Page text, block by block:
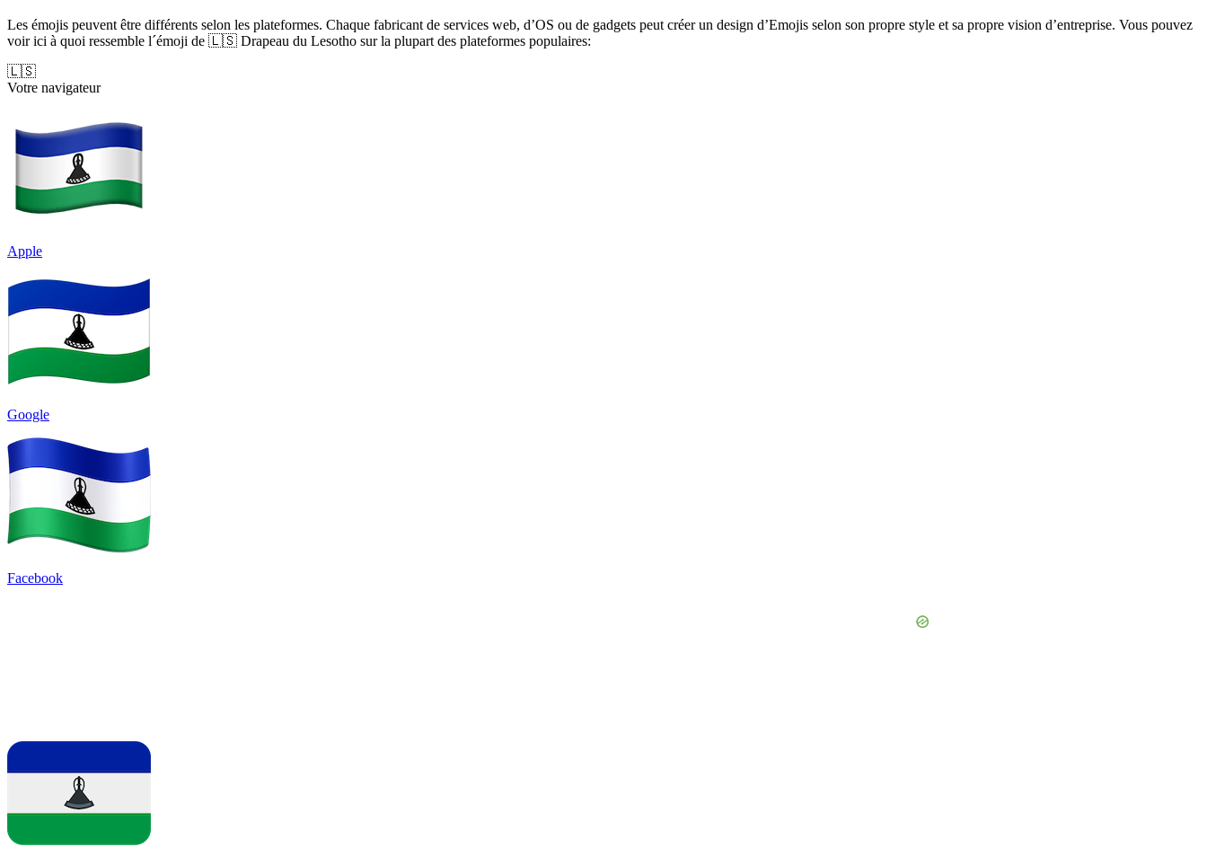
Les émojis peuvent être différents selon les plateformes. Chaque fabricant de services web, d’OS ou de gadgets peut créer un design d’Emojis selon son propre style et sa propre vision d’entreprise. Vous pouvez
voir ici à quoi ressemble l´émoji de 🇱🇸 Drapeau du Lesotho sur la plupart des plateformes populaires:
🇱🇸
Votre navigateur
Apple
Google
Facebook